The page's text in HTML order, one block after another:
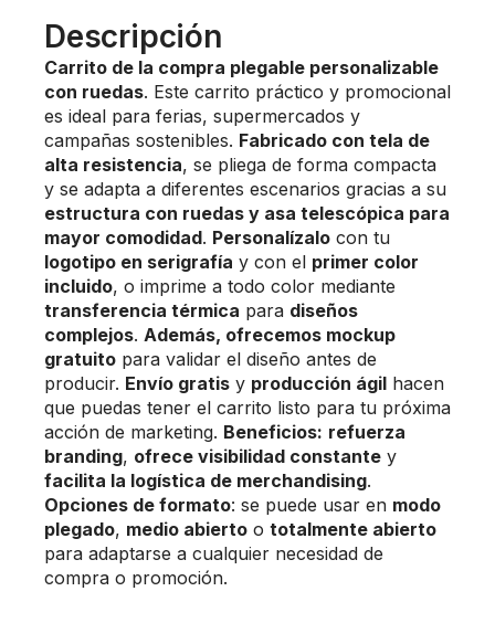
Descripción
Carrito de la compra plegable personalizable
con ruedas. Este carrito práctico y promocional
es ideal para ferias, supermercados y
campañas sostenibles. Fabricado con tela de
alta resistencia, se pliega de forma compacta
y se adapta a diferentes escenarios gracias a su
estructura con ruedas y asa telescópica para
mayor comodidad. Personalízalo con tu
logotipo en serigrafía y con el primer color
incluido, o imprime a todo color mediante
transferencia térmica para diseños
complejos. Además, ofrecemos mockup
gratuito para validar el diseño antes de
producir. Envío gratis y producción ágil hacen
que puedas tener el carrito listo para tu próxima
acción de marketing. Beneficios: refuerza
branding, ofrece visibilidad constante y
facilita la logística de merchandising.
Opciones de formato: se puede usar en modo
plegado, medio abierto o totalmente abierto
para adaptarse a cualquier necesidad de
compra o promoción.